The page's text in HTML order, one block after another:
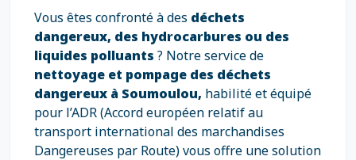
Vous êtes confronté à des déchets
dangereux, des hydrocarbures ou des
liquides polluants ? Notre service de
nettoyage et pompage des déchets
dangereux à Soumoulou, habilité et équipé
pour l’ADR (Accord européen relatif au
transport international des marchandises
Dangereuses par Route) vous offre une solution